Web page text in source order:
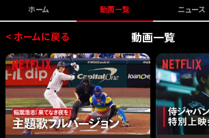
ホーム 動画一覧 ニュース
< ホームに戻る 動画一覧